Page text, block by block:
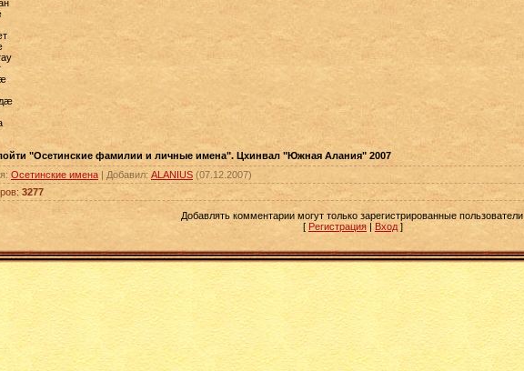
"Осетинские фамилии и личные имена". Цхинвал "Южная Алания" 2007
: Осетинские имена | Добавил: ALANIUS (07.12.2007)
: 3277
Добавлять комментарии могут только зарегистрированные пользователи.
[ Регистрация | Вход ]